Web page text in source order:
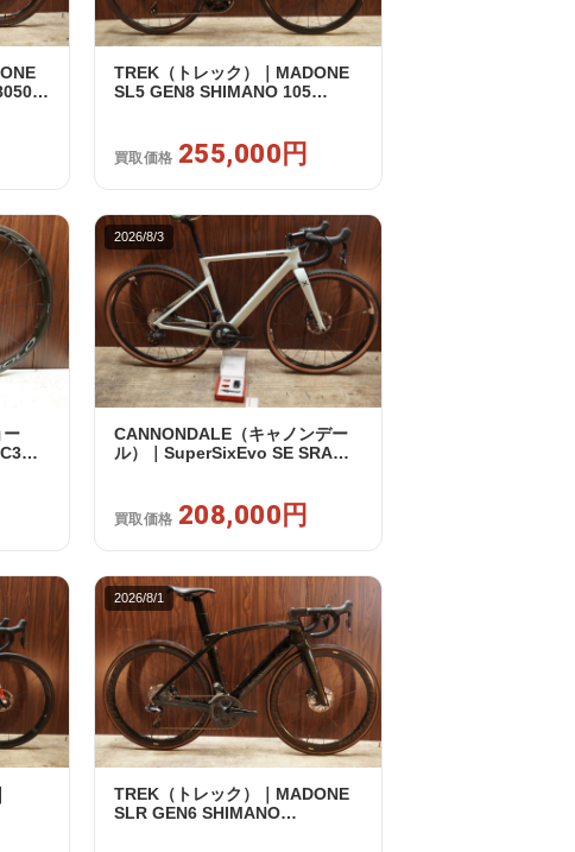
TREK（トレック）｜MADONE
SL5 GEN8 SHIMANO 105
円
買取価格 255,000円
2026/8/3
CANNONDALE（キャノンデー
ル）｜SuperSixEvo SE SRAM
年｜美品｜買取金額 208,000円
買取価格 208,000円
2026/8/1
TREK（トレック）｜MADONE
SLR GEN6 SHIMANO